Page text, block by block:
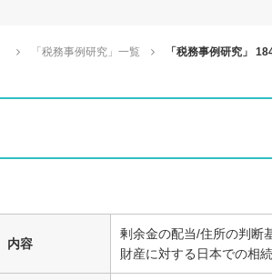
「税務事例研究」一覧 「税務事例研究」
内容
剰余金の配当/住所の判断
財産に対する日本での相